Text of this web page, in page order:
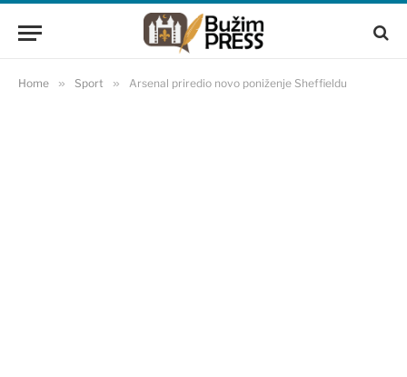
Home » Sport » Arsenal priredio novo poniženje Sheffieldu